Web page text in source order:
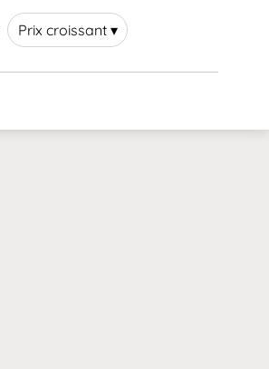
Prix croissant ▾